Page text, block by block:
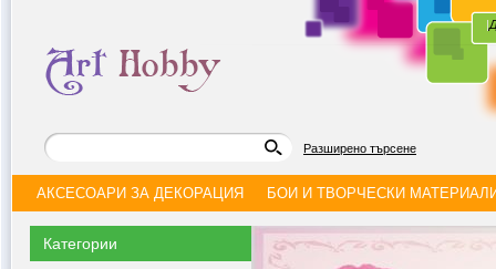
|
Разширено търсене
АКСЕСОАРИ ЗА ДЕКОРАЦИЯ БОИ И ТВОРЧЕСКИ
Категории